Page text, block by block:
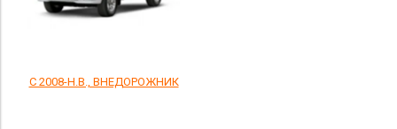
С 2008-Н.В., ВНЕДОРОЖНИК